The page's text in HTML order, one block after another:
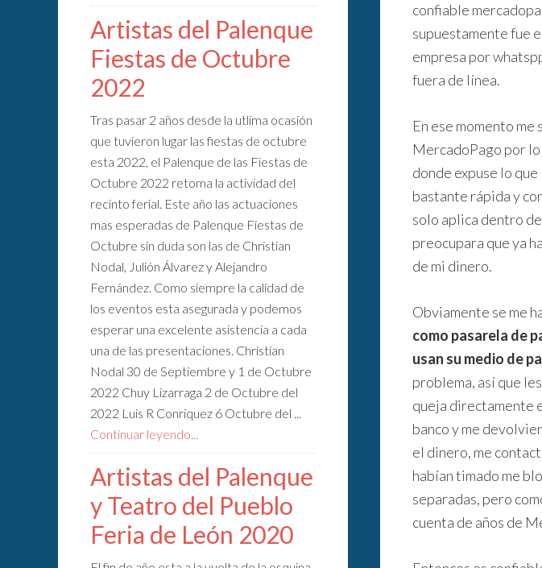
confiable
supuestamente fue
empresa por
fuera de línea.
En ese momento
MercadoPago por
donde expuse lo
bastante rápida y
solo aplica dentro
preocupara que ya
de mi dinero.
Obviamente se me
como pasarela de
usan su medio de
problema, así que
queja directamente
banco y me
el dinero, me
habían timado me
separadas, pero
cuenta de años de
Artistas del Palenque
Fiestas de Octubre
2022
Tras pasar 2 años desde la utlima ocasión
que tuvieron lugar las fiestas de octubre
esta 2022, el Palenque de las Fiestas de
Octubre 2022 retoma la actividad del
recinto ferial. Este año las actuaciones
mas esperadas de Palenque Fiestas de
Octubre sin duda son las de Christian
Nodal, Julión Álvarez y Alejandro
Fernández. Como siempre la calidad de
los eventos esta asegurada y podemos
esperar una excelente asistencia a cada
una de las presentaciones. Christian
Nodal 30 de Septiembre y 1 de Octubre
2022 Chuy Lizarraga 2 de Octubre del
2022 Luis R Conriquez 6 Octubre del ...
Continuar leyendo...
Artistas del Palenque
y Teatro del Pueblo
Feria de León 2020